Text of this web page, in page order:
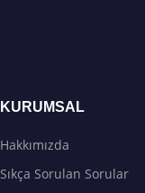
KURUMSAL
Hakkımızda
Sıkça Sorulan Sorular